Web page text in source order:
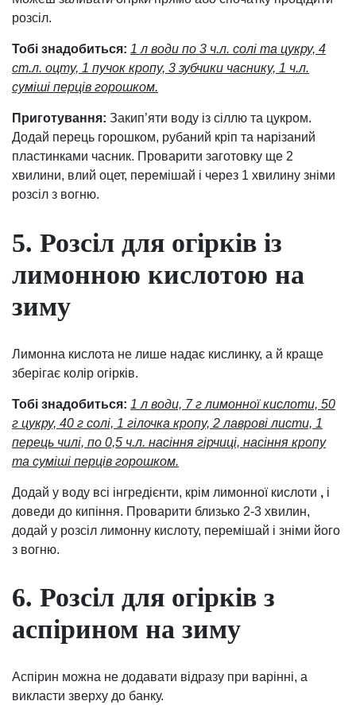
розсіл.
Тобі знадобиться: 1 л води по 3 ч.л. солі та цукру, 4
ст.л. оцту, 1 пучок кропу, 3 зубчики часнику, 1 ч.л.
суміші перців горошком.
Приготування: Закип’яти воду із сіллю та цукром.
Додай перець горошком, рубаний кріп та нарізаний
пластинками часник. Проварити заготовку ще 2
хвилини, влий оцет, перемішай і через 1 хвилину зніми
розсіл з вогню.
5. Розсіл для огірків із
лимонною кислотою на
зиму
Лимонна кислота не лише надає кислинку, а й краще
зберігає колір огірків.
Тобі знадобиться: 1 л води, 7 г лимонної кислоти, 50
г цукру, 40 г солі, 1 гілочка кропу, 2 лаврові листи, 1
перець чилі, по 0,5 ч.л. насіння гірчиці, насіння кропу
та суміші перців горошком.
Додай у воду всі інгредієнти, крім лимонної кислоти , і
доведи до кипіння. Проварити близько 2-3 хвилин,
додай у розсіл лимонну кислоту, перемішай і зніми його
з вогню.
6. Розсіл для огірків з
аспірином на зиму
Аспірин можна не додавати відразу при варінні, а
викласти зверху до банку.